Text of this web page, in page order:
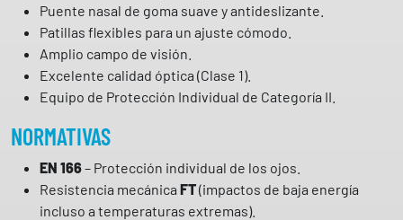
a
n
Puente nasal de goma suave y antideslizante.
Patillas flexibles para un ajuste cómodo.
Amplio campo de visión.
Excelente calidad óptica (Clase 1).
Equipo de Protección Individual de Categoría II.
NORMATIVAS
EN 166– Protección individual de los ojos.
Resistencia mecánica FT(impactos de baja energía
incluso a temperaturas extremas).